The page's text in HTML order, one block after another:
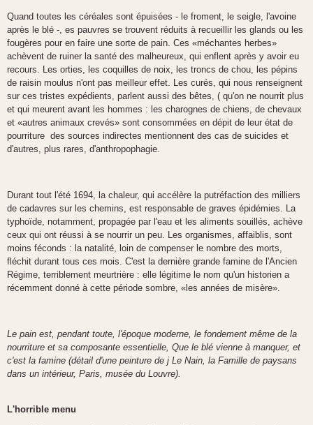
Quand toutes les céréales sont épuisées - le froment, le seigle, l'avoine
après le blé -, es pauvres se trouvent réduits à recueillir les glands ou les
fougères pour en faire une sorte de pain. Ces «méchantes herbes»
achèvent de ruiner la santé des malheureux, qui enflent après y avoir eu
recours. Les orties, les coquilles de noix, les troncs de chou, les pépins
de raisin moulus n'ont pas meilleur effet. Les curés, qui nous renseignent
sur ces tristes expédients, parlent aussi des bêtes, ( qu'on ne nourrit plus
et qui meurent avant les hommes : les charognes de chiens, de chevaux
et «autres animaux crevés» sont consommées en dépit de leur état de
pourriture des sources indirectes mentionnent des cas de suicides et
d'autres, plus rares, d'anthropophagie.
Durant tout l'été 1694, la chaleur, qui accélère la putréfaction des milliers
de cadavres sur les chemins, est responsable de graves épidémies. La
typhoïde, notamment, propagée par l'eau et les aliments souillés, achève
ceux qui ont réussi à se nourrir un peu. Les organismes, affaiblis, sont
moins féconds : la natalité, loin de compenser le nombre des morts,
fléchit durant tous ces mois. C'est la dernière grande famine de l'Ancien
Régime, terriblement meurtrière : elle légitime le nom qu'un historien a
récemment donné à cette période sombre, «les années de misère».
Le pain est, pendant toute, l'époque moderne, le fondement même de la
nourriture et sa composante essentielle, Que le blé vienne à manquer, et
c'est la famine (détail d'une peinture de j Le Nain, la Famille de paysans
dans un intérieur, Paris, musée du Louvre).
L'horrible menu